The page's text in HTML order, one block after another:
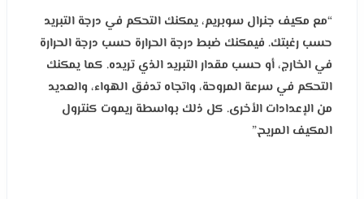
“مع مكيف جنرال سوبريم، يمكنك التحكم في درجة التبريد
حسب رغبتك. فيمكنك ضبط درجة الحرارة حسب درجة الحرارة
في الخارج، أو حسب مقدار التبريد الذي تريده. كما يمكنك
التحكم في سرعة المروحة، واتجاه تدفق الهواء، والعديد
من الإعدادات الأخرى. كل ذلك بواسطة ريموت كنترول
المكيف المريح.”